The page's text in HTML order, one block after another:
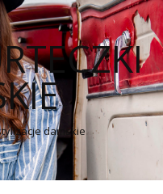
damskie